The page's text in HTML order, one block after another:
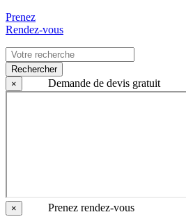
Prenez
Rendez-vous
Rechercher
×
Demande de devis gratuit
× Prenez rendez-vous